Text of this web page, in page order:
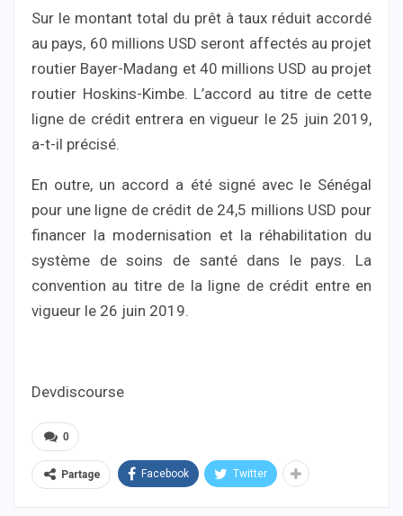
Sur le montant total du prêt à taux réduit accordé
au pays, 60 millions USD seront affectés au projet
routier Bayer-Madang et 40 millions USD au projet
routier Hoskins-Kimbe. L’accord au titre de cette
ligne de crédit entrera en vigueur le 25 juin 2019,
a-t-il précisé.
En outre, un accord a été signé avec le Sénégal
pour une ligne de crédit de 24,5 millions USD pour
financer la modernisation et la réhabilitation du
système de soins de santé dans le pays. La
convention au titre de la ligne de crédit entre en
vigueur le 26 juin 2019.
Devdiscourse
0
Partage Facebook Twitter